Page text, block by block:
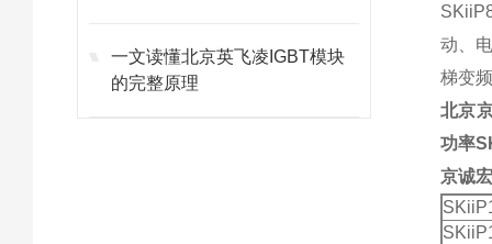
一文读懂北京英飞凌IGBT模块
的完整原理
动、
梯变
北京
功率
京诚